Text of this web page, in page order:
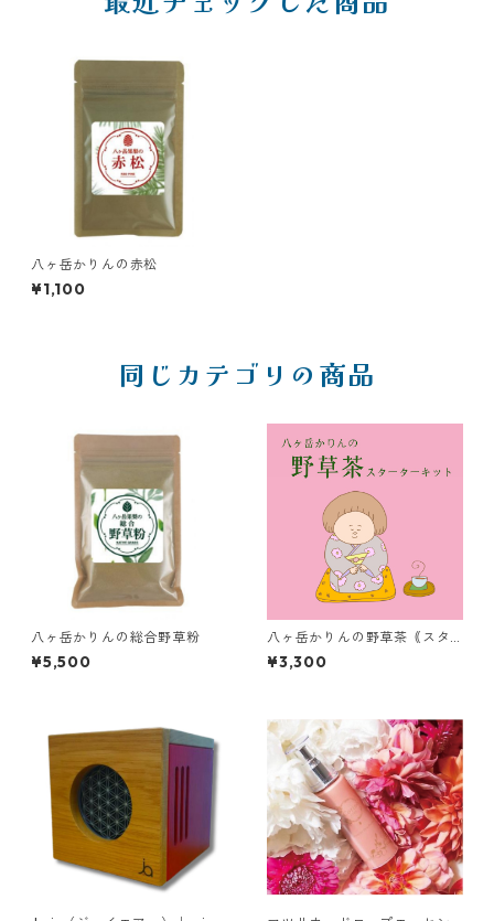
八ヶ岳かりんの赤松
¥1,100
同じカテゴリの商品
八ヶ岳かりんの総合野草粉
¥5,500
八ヶ岳かりんの野草茶｟スタ
ーターセット｠
¥3,300